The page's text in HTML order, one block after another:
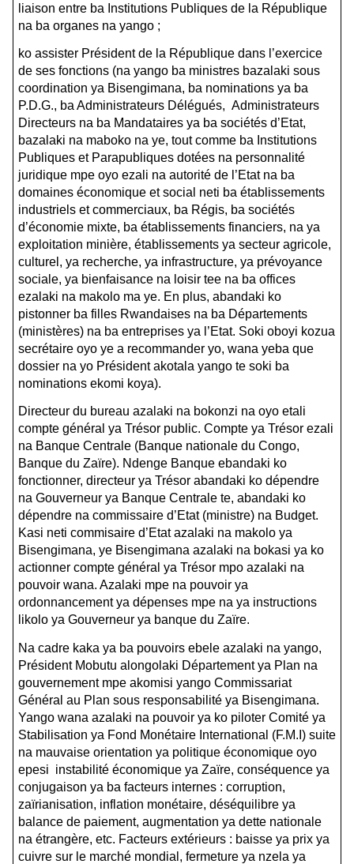
liaison entre ba Institutions Publiques de la République
na ba organes na yango ;
ko assister Président de la République dans l’exercice
de ses fonctions (na yango ba ministres bazalaki sous
coordination ya Bisengimana, ba nominations ya ba
P.D.G., ba Administrateurs Délégués, Administrateurs
Directeurs na ba Mandataires ya ba sociétés d’Etat,
bazalaki na maboko na ye, tout comme ba Institutions
Publiques et Parapubliques dotées na personnalité
juridique mpe oyo ezali na autorité de l’Etat na ba
domaines économique et social neti ba établissements
industriels et commerciaux, ba Régis, ba sociétés
d’économie mixte, ba établissements financiers, na ya
exploitation minière, établissements ya secteur agricole,
culturel, ya recherche, ya infrastructure, ya prévoyance
sociale, ya bienfaisance na loisir tee na ba offices
ezalaki na makolo ma ye. En plus, abandaki ko
pistonner ba filles Rwandaises na ba Départements
(ministères) na ba entreprises ya l’Etat. Soki oboyi kozua
secrétaire oyo ye a recommander yo, wana yeba que
dossier na yo Président akotala yango te soki ba
nominations ekomi koya).
Directeur du bureau azalaki na bokonzi na oyo etali
compte général ya Trésor public. Compte ya Trésor ezali
na Banque Centrale (Banque nationale du Congo,
Banque du Zaïre). Ndenge Banque ebandaki ko
fonctionner, directeur ya Trésor abandaki ko dépendre
na Gouverneur ya Banque Centrale te, abandaki ko
dépendre na commissaire d’Etat (ministre) na Budget.
Kasi neti commisaire d’Etat azalaki na makolo ya
Bisengimana, ye Bisengimana azalaki na bokasi ya ko
actionner compte général ya Trésor mpo azalaki na
pouvoir wana. Azalaki mpe na pouvoir ya
ordonnancement ya dépenses mpe na ya instructions
likolo ya Gouverneur ya banque du Zaïre.
Na cadre kaka ya ba pouvoirs ebele azalaki na yango,
Président Mobutu alongolaki Département ya Plan na
gouvernement mpe akomisi yango Commissariat
Général au Plan sous responsabilité ya Bisengimana.
Yango wana azalaki na pouvoir ya ko piloter Comité ya
Stabilisation ya Fond Monétaire International (F.M.I) suite
na mauvaise orientation ya politique économique oyo
epesi instabilité économique ya Zaïre, conséquence ya
conjugaison ya ba facteurs internes : corruption,
zaïrianisation, inflation monétaire, déséquilibre ya
balance de paiement, augmentation ya dette nationale
na étrangère, etc. Facteurs extérieurs : baisse ya prix ya
cuivre sur le marché mondial, fermeture ya nzela ya